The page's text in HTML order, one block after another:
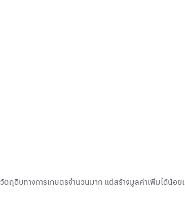
ตถุดิบทางการเกษตรจำนวนมาก แต่สร้างมูลค่าเพิ่มได้น้อย